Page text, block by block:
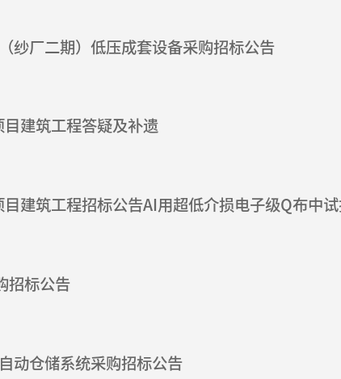
纱厂二期）低压成套设备采购招标公告
建筑工程答疑及补遗
招标公告
动仓储系统采购招标公告